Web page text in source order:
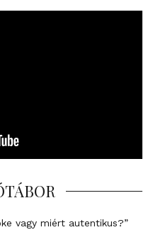
vagy miért autentikus?”